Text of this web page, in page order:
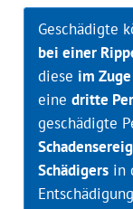
Geschädigte
bei einer
diese im
eine dritte
geschädigte
Schädigersin